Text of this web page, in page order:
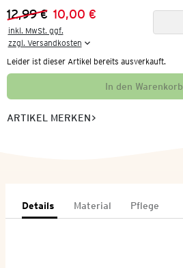
Vorheriger Preis:
12,99 €
Neuer Preis:
10,00 €
inkl. MwSt. ggf.
zzgl. Versandkosten
Leider ist dieser Artikel bereits ausverkauft.
In den Warenkorb
ARTIKEL MERKEN
Details Material Pflege